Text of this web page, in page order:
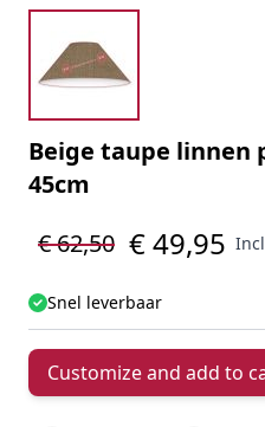
Beige taupe linnen
45cm
€ 62,50 € 49,95
Snel leverbaar
Customize and add to